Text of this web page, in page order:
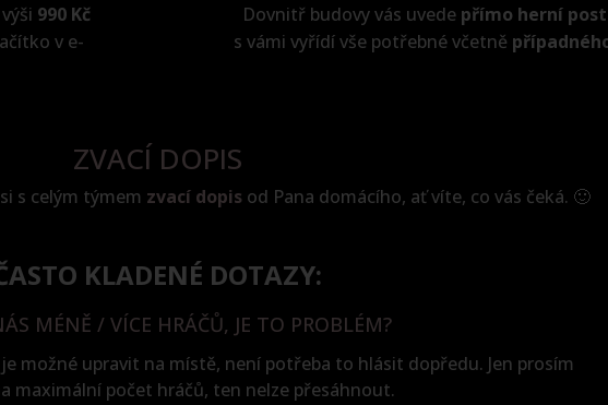
990 Kč
v e-
Dovnitř budovy vás uvede přímo herní
s vámi vyřídí vše potřebné včetně
ZVACÍ DOPIS
s celým týmem zvací dopis od Pana domácího, ať víte, co vás čeká. 🙂
KLADENÉ DOTAZY:
MÉNĚ / VÍCE HRÁČŮ, JE TO PROBLÉM?
možné upravit na místě, není potřeba to hlásit dopředu. Jen prosím
maximální počet hráčů, ten nelze přesáhnout.